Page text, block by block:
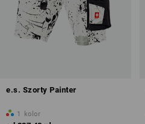
e.s. Szorty Painter
1 kolor